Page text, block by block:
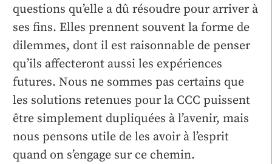
questions qu’elle a dû résoudre pour arriver à
ses fins. Elles prennent souvent la forme de
dilemmes, dont il est raisonnable de penser
qu’ils affecteront aussi les expériences
futures. Nous ne sommes pas certains que
les solutions retenues pour la CCC puissent
être simplement dupliquées à l’avenir, mais
nous pensons utile de les avoir à l’esprit
quand on s’engage sur ce chemin.